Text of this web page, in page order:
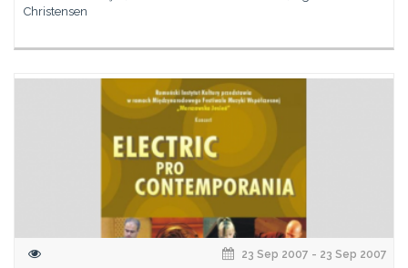
Christensen
23 Sep 2007 - 23 Sep 2007